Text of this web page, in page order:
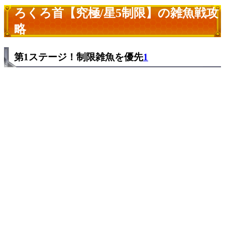
ろくろ首【究極/星5制限】の雑魚戦攻
略
第1ステージ！制限雑魚を優先1